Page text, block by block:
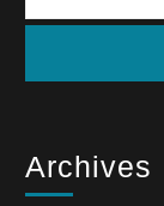
Archives